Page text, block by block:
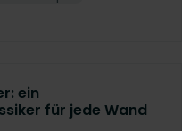
ein
für jede Wand